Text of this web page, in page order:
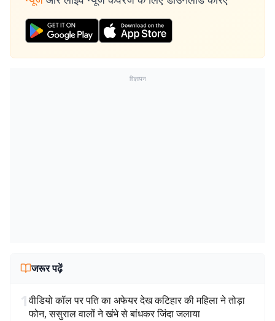
विज्ञापन
जरूर पढ़ें
1वीडियो कॉल पर पति का अफेयर देख कटिहार की महिला ने तोड़ा
फोन, ससुराल वालों ने खंभे से बांधकर जिंदा जलाया